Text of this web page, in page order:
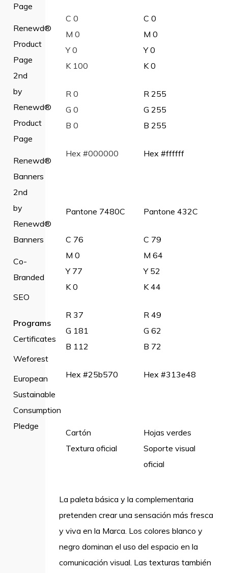
Page
Renewd®
Product
Page
2nd
by
Renewd®
Product
Page
Renewd®
Banners
2nd
by
Renewd®
Banners
Co-
Branded
SEO
Programs
Certificates
Weforest
European
Sustainable
Consumption
Pledge
C 0
M 0
Y 0
K 100
R 0
G 0
B 0
Hex #000000
C 0
M 0
Y 0
K 0
R 255
G 255
B 255
Hex #ffffff
Pantone 7480C
C 76
M 0
Y 77
K 0
R 37
G 181
B 112
Hex #25b570
Pantone 432C
C 79
M 64
Y 52
K 44
R 49
G 62
B 72
Hex #313e48
Cartón
Textura oficial
Hojas verdes
Soporte visual
oficial
La paleta básica y la complementaria
pretenden crear una sensación más fresca
y viva en la Marca. Los colores blanco y
negro dominan el uso del espacio en la
comunicación visual. Las texturas también